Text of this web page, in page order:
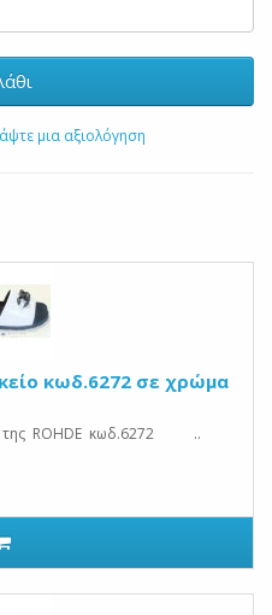
μια αξιολόγηση
κωδ.6272 σε χρώμα
της ROHDE κωδ.6272 ..